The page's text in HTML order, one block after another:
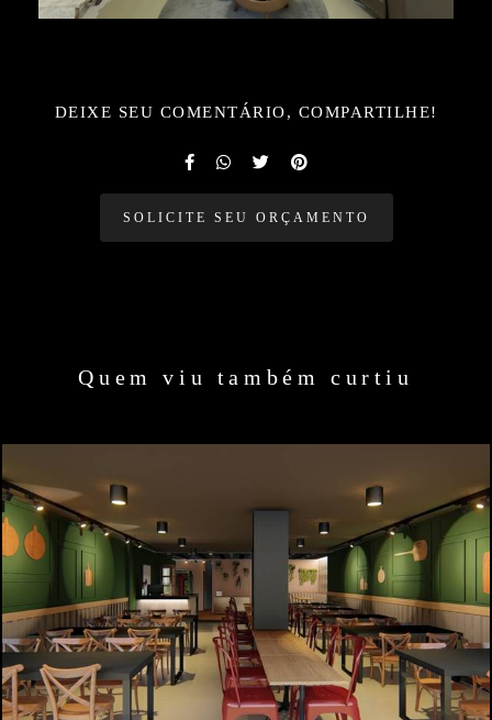
DEIXE SEU COMENTÁRIO, COMPARTILHE!
SOLICITE SEU ORÇAMENTO
Quem viu também curtiu
1769 1